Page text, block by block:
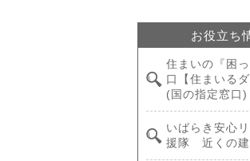
お役立ち
住まいの『困
口【住まいるダ
(国の指定窓口)
いばらき安心
援隊 近くの建